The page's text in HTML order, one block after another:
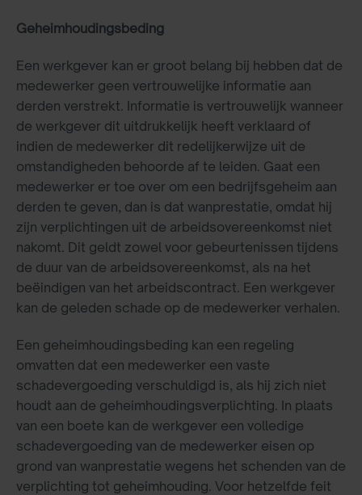
Geheimhoudingsbeding
Een werkgever kan er groot belang bij hebben dat de
medewerker geen vertrouwelijke informatie aan
derden verstrekt. Informatie is vertrouwelijk wanneer
de werkgever dit uitdrukkelijk heeft verklaard of
indien de medewerker dit redelijkerwijze uit de
omstandigheden behoorde af te leiden. Gaat een
medewerker er toe over om een bedrijfsgeheim aan
derden te geven, dan is dat wanprestatie, omdat hij
zijn verplichtingen uit de arbeidsovereenkomst niet
nakomt. Dit geldt zowel voor gebeurtenissen tijdens
de duur van de arbeidsovereenkomst, als na het
beëindigen van het arbeidscontract. Een werkgever
kan de geleden schade op de medewerker verhalen.
Een geheimhoudingsbeding kan een regeling
omvatten dat een medewerker een vaste
schadevergoeding verschuldigd is, als hij zich niet
houdt aan de geheimhoudingsverplichting. In plaats
van een boete kan de werkgever een volledige
schadevergoeding van de medewerker eisen op
grond van wanprestatie wegens het schenden van de
verplichting tot geheimhouding. Voor hetzelfde feit